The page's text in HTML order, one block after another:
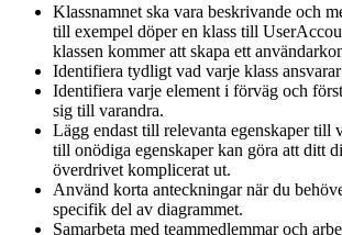
Klassnamnet ska vara beskrivande och
till exempel döper en klass till
klassen kommer att skapa ett
Identifiera tydligt vad varje klass
Identifiera varje element i förväg och
sig till varandra.
Lägg endast till relevanta egenskaper till
till onödiga egenskaper kan göra att ditt
överdrivet komplicerat ut.
Använd korta anteckningar när du
specifik del av diagrammet.
Samarbeta med teammedlemmar och